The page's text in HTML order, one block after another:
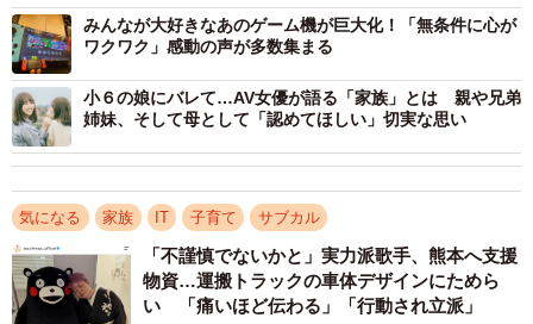
上記のTwitter投稿で話題になった例です。ボイスチャット
とは、オンラインゲームで2人以上の相手と音声を利用し、
リアルタイムでコミュニケーションをとれるシステムのこ
と。お友達同士でも、見知らぬ人ともやりとりができま
す。現在はこのボイスチャットを利用してできるゲームが
で、家族が気にせず大きな声で話しているとその声がボイ
チャしている相手にも筒抜けになります。そこで、子ども
の名前、子どもの学校の話、住んでいる町の話をしてしま
うと、個人情報が知らない相手に伝わってしまいます。
みんなが大好きなあのゲーム機が巨大化！「無条件に心が
ワクワク」感動の声が多数集まる
小６の娘にバレて…AV女優が語る「家族」とは 親や兄弟
姉妹、そして母として「認めてほしい」切実な思い
気になる 家族 IT 子育て サブカル
「不謹慎でないかと」実力派歌手、熊本へ支援
物資…運搬トラックの車体デザインにためら
い 「痛いほど伝わる」「行動され立派」